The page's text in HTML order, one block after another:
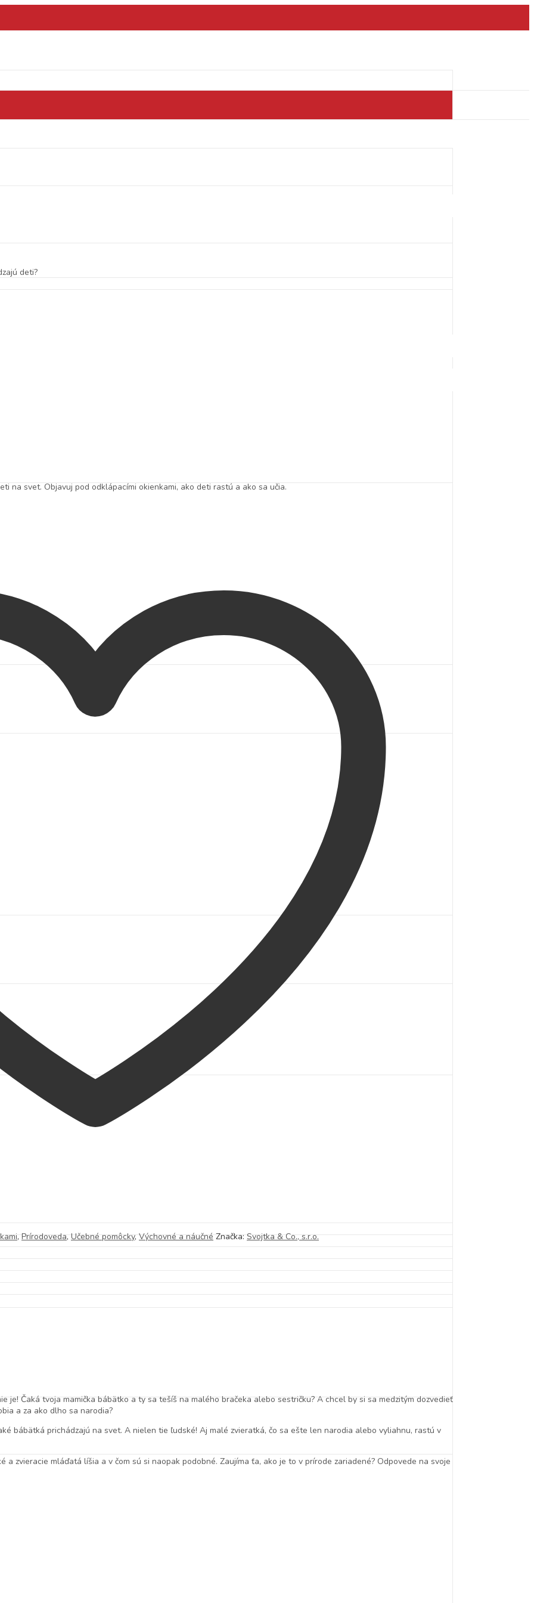
deti?
na svet. Objavuj pod odklápacími okienkami, ako deti rastú a ako sa učia.
, Prírodoveda, Učebné pomôcky, Výchovné a náučné Značka: Svojtka & Co., s.r.o.
je! Čaká tvoja mamička bábätko a ty sa tešíš na malého bračeka alebo sestričku? A chcel by si sa medzitým dozvedieť
a za ako dlho sa narodia?
bábätká prichádzajú na svet. A nielen tie ľudské! Aj malé zvieratká, čo sa ešte len narodia alebo vyliahnu, rastú v
zvieracie mláďatá líšia a v čom sú si naopak podobné. Zaujíma ťa, ako je to v prírode zariadené? Odpovede na svoje